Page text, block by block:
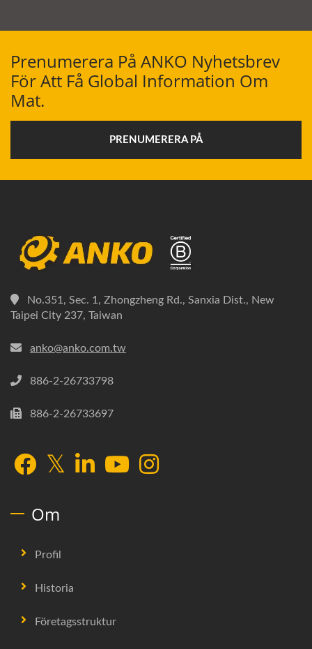
Prenumerera På ANKO Nyhetsbrev
För Att Få Global Information Om
Mat.
PRENUMERERA PÅ
No.351, Sec. 1, Zhongzheng Rd., Sanxia Dist., New
Taipei City 237, Taiwan
anko@anko.com.tw
886-2-26733798
886-2-26733697
Om
Profil
Historia
Företagsstruktur